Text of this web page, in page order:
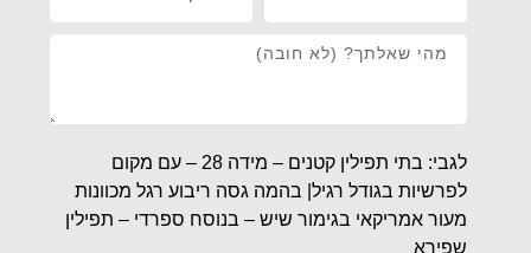
לגבי: בתי תפילין קטנים – מידה 28 – עם מקום
לפרשיות בגודל רגיל| בהמה גסה ריבוע רגל מכוונות
מעור אמריקאי בגימור שיש – בנוסח ספרדי – תפילין
שפירא